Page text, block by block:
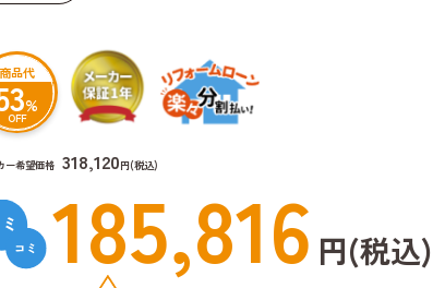
商品代
%
OFF
ー希望価格 318,120円(税込)
185,816 円(税込)